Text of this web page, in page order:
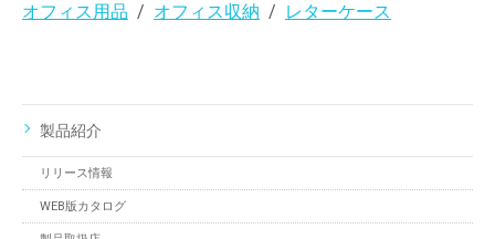
オフィス用品 オフィス収納 レターケース
製品紹介
リリース情報
WEB版カタログ